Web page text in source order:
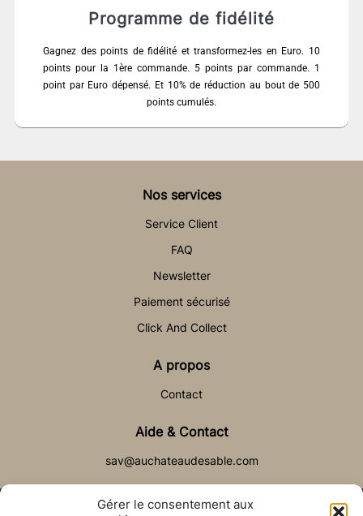
Gérer le consentement aux
Programme de fidélité
Gagnez des points de fidélité et transformez-les en Euro. 10
points pour la 1ère commande. 5 points par commande. 1
point par Euro dépensé. Et 10% de réduction au bout de 500
points cumulés.
Nos services
Service Client
FAQ
Newsletter
Paiement sécurisé
Click And Collect
A propos
Contact
Aide & Contact
sav@auchateaudesable.com